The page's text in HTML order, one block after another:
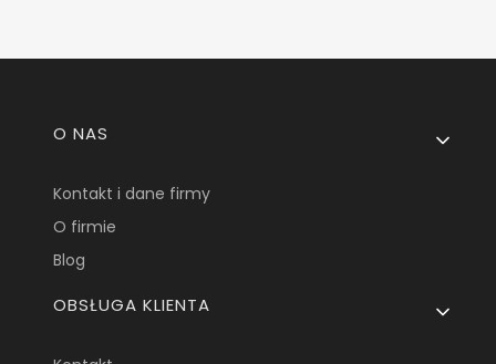
Linki w stopce
O NAS
Kontakt i dane firmy
O firmie
Blog
OBSŁUGA KLIENTA